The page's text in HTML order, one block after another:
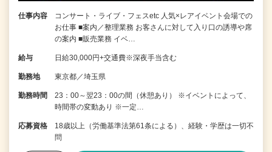
仕事内容
コンサート・ライブ・フェスetc 人気×レアイベント会場での
お仕事 ■案内／整理業務 お客さんに対して入り口の誘導や席
の案内 ■販売業務 イベ…
給与 日給30,000円+交通費※深夜手当含む
勤務地 東京都／埼玉県
勤務時間
23：00～翌23：00の間（休憩あり） ※イベントによって、
時間帯の変動あり ※一定…
応募資格
18歳以上（労働基準法第61条による）、経験・学歴は一切不
問